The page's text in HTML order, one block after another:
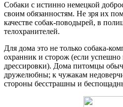
Собаки с истинно немецкой
своим обязанностям. Не зря их
качестве собак-поводырей, в
телохранителей.
Для дома это не только собака-
охранник и сторож (если успешно
дрессировки). Дома питомцы
дружелюбны; к чужакам
стороны бесстрашны и